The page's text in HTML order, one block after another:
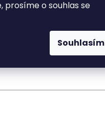
prosíme o souhlas se
Souhlasím